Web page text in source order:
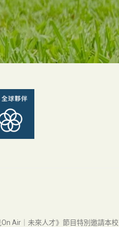
Air｜未來人才》節目特別邀請本校